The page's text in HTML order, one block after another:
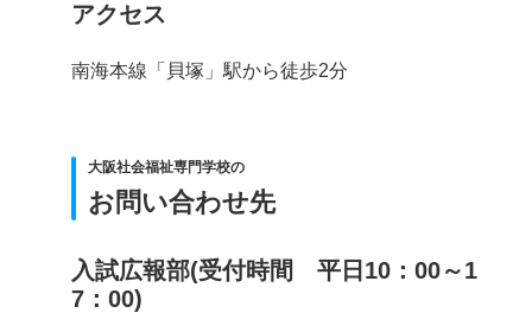
アクセス
南海本線「貝塚」駅から徒歩2分
大阪社会福祉専門学校の
お問い合わせ先
入試広報部(受付時間 平日10：00～1
7：00)